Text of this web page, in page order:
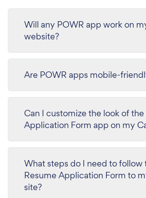
Will any POWR app work on
website?
Are POWR apps mobile-
Can I customize the look of the
Application Form app on my
What steps do I need to follow
Resume Application Form to
site?